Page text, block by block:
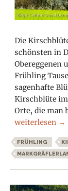
Die
schönsten in
Obereggenen
Frühling
sagenhafte
Kirschblüte
Orte, die man
Kirschblüte im
weiterlesen →
FRÜHLING